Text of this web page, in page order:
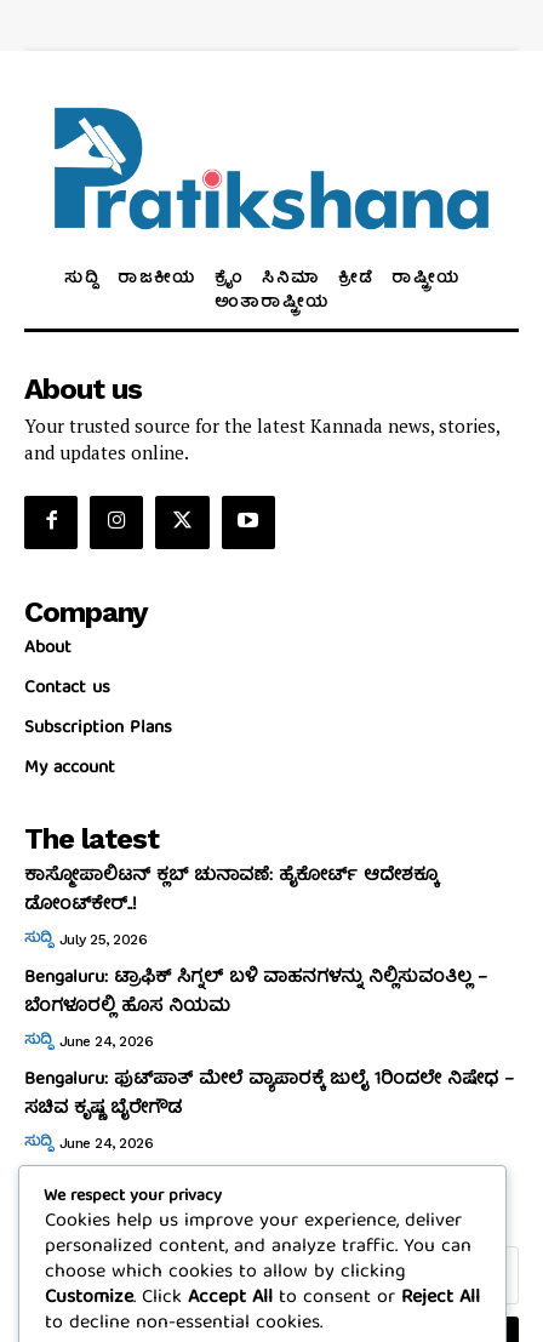
ಸುದ್ದಿ ರಾಜಕೀಯ ಕ್ರೈಂ ಸಿನಿಮಾ ಕ್ರೀಡೆ
ರಾಷ್ಟ್ರೀಯ
ಅಂತಾರಾಷ್ಟ್ರೀಯ
About us
Your trusted source for the latest Kannada news, stories,
and updates online.
Company
About
Contact us
Subscription Plans
My account
The latest
ಕಾಸ್ಮೋಪಾಲಿಟನ್‌ ಕ್ಲಬ್‌ ಚುನಾವಣೆ: ಹೈಕೋರ್ಟ್‌ ಆದೇಶಕ್ಕೂ
ಡೋಂಟ್‌ಕೇರ್‌..!
ಸುದ್ದಿ July 25, 2026
Bengaluru: ಟ್ರಾಫಿಕ್‌ ಸಿಗ್ನಲ್‌ ಬಳಿ ವಾಹನಗಳನ್ನು ನಿಲ್ಲಿಸುವಂತಿಲ್ಲ –
ಬೆಂಗಳೂರಲ್ಲಿ ಹೊಸ ನಿಯಮ
ಸುದ್ದಿ June 24, 2026
Bengaluru: ಫುಟ್‌ಪಾತ್‌ ಮೇಲೆ ವ್ಯಾಪಾರಕ್ಕೆ ಜುಲೈ 1ರಿಂದಲೇ ನಿಷೇಧ –
ಸಚಿವ ಕೃಷ್ಣ ಬೈರೇಗೌಡ
ಸುದ್ದಿ June 24, 2026
Subscribe
We respect your privacy
Cookies help us improve your experience, deliver
personalized content, and analyze traffic. You can
choose which cookies to allow by clicking
Customize. ClickAccept All to consent or Reject All
to decline non-essential cookies.